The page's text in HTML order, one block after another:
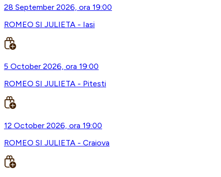
28 September 2026, ora 19:00
ROMEO SI JULIETA - Iasi
5 October 2026, ora 19:00
ROMEO SI JULIETA - Pitesti
12 October 2026, ora 19:00
ROMEO SI JULIETA - Craiova